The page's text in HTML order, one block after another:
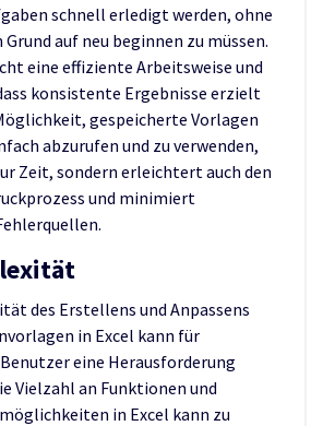
schnell erledigt werden, ohne
Grund auf neu beginnen zu müssen.
eine effiziente Arbeitsweise und
konsistente Ergebnisse erzielt
gespeicherte Vorlagen
abzurufen und zu verwenden,
Zeit, sondern erleichtert auch den
und minimiert
des Erstellens und Anpassens
in Excel kann für
eine Herausforderung
Vielzahl an Funktionen und
in Excel kann zu